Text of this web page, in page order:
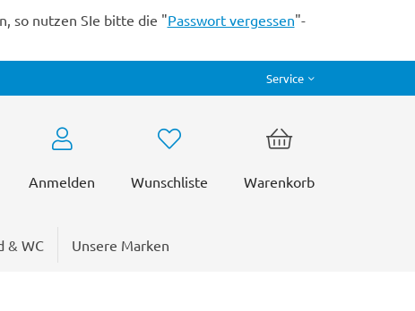
so nutzen SIe bitte die "Passwort vergessen"-
Service
Anmelden Wunschliste Warenkorb
& WC Unsere Marken